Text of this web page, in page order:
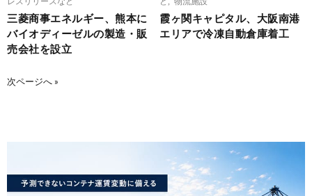
三菱商事エネルギー、熊本に
バイオディーゼルの製造・販
売会社を設立
霞ヶ関キャピタル、大阪南港
エリアで冷凍自動倉庫着工
次ページへ »